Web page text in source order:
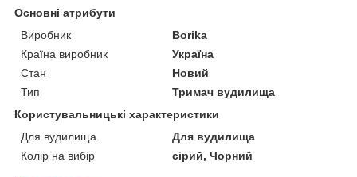
Основні атрибути
Виробник
Borika
Країна виробник
Україна
Стан
Новий
Тип
Тримач вудилища
Користувальницькі характеристики
Для вудилища
Для вудилища
Колір на вибір
сірий, Чорний